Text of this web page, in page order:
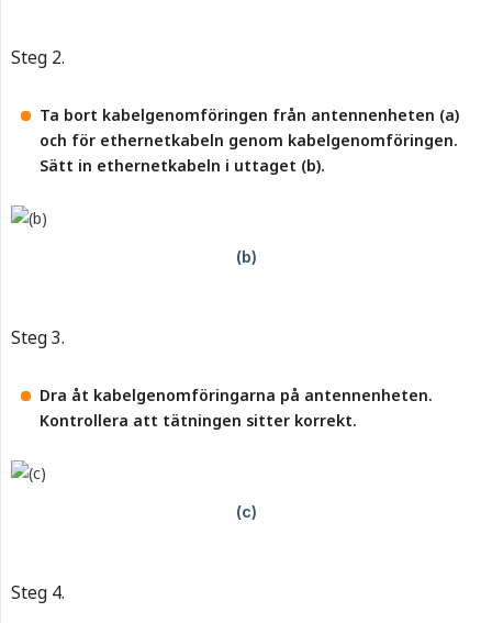
Steg 2.
Ta bort kabelgenomföringen från antennenheten (a)
och för ethernetkabeln genom kabelgenomföringen.
Sätt in ethernetkabeln i uttaget (b).
Steg 3.
Dra åt kabelgenomföringarna på antennenheten.
Kontrollera att tätningen sitter korrekt.
Steg 4.